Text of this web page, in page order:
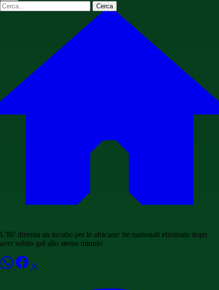
Cerca
L'86' diventa un incubo per le africane: tre nazionali eliminate dopo
aver subito gol allo stesso minuto